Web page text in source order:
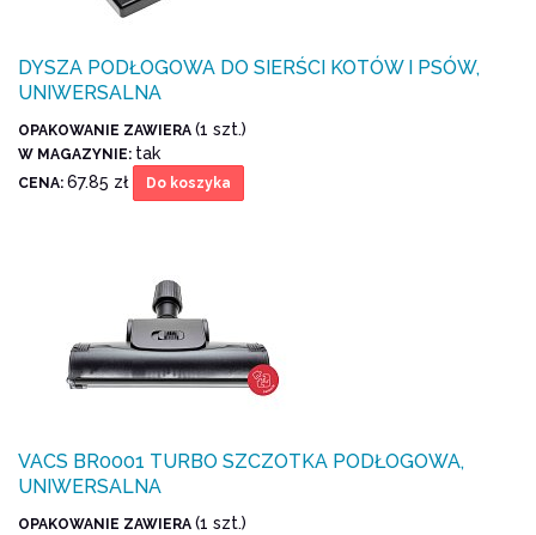
DYSZA PODŁOGOWA DO SIERŚCI KOTÓW I PSÓW,
UNIWERSALNA
OPAKOWANIE ZAWIERA (1 szt.)
W MAGAZYNIE: tak
CENA: 67.85 zł Do koszyka
VACS BR0001 TURBO SZCZOTKA PODŁOGOWA,
UNIWERSALNA
OPAKOWANIE ZAWIERA (1 szt.)